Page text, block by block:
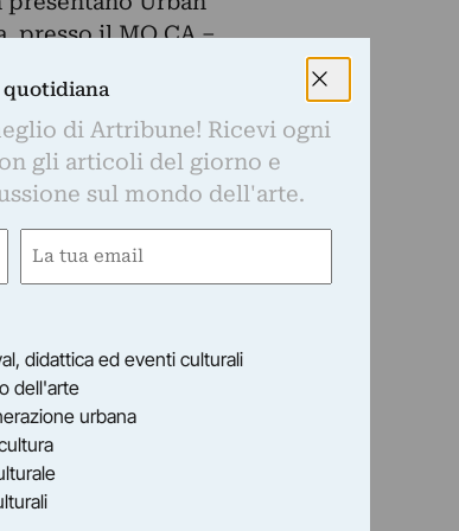
presso il MO.CA –
medievali: figure
zone apparentemente
figurativa.
rivolge il proprio
interruzioni,
presenti nel
visione periferica, in
ed esaltare il valore
di un’urbanità
corpus più ampio di 90
in digitale che in
quotidiana
di Artribune! Ricevi ogni
gli articoli del giorno e
sul mondo dell'arte.
Email
didattica ed eventi culturali
dell'arte
urbana